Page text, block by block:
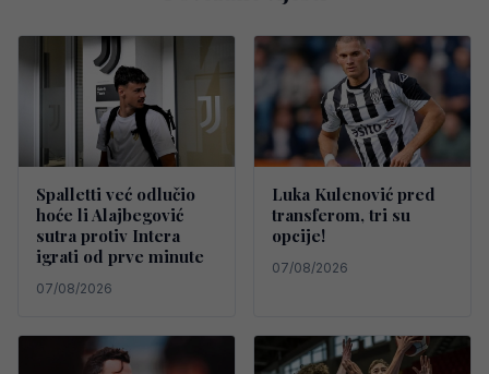
Spalletti već odlučio
hoće li Alajbegović
sutra protiv Intera
igrati od prve minute
07/08/2026
Luka Kulenović pred
transferom, tri su
opcije!
07/08/2026